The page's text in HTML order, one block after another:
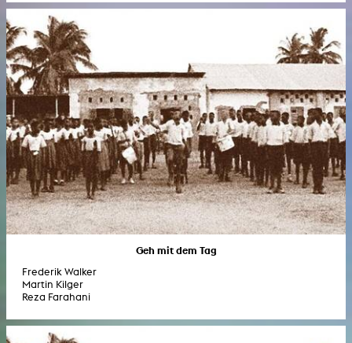
Geh mit dem Tag
Frederik Walker
Martin Kilger
Reza Farahani